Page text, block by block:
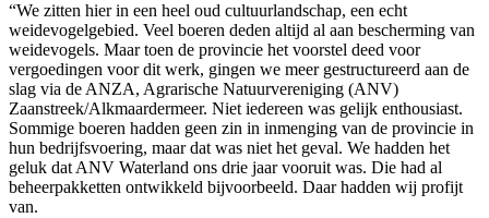
“We zitten hier in een heel oud cultuurlandschap, een echt
weidevogelgebied. Veel boeren deden altijd al aan bescherming van
weidevogels. Maar toen de provincie het voorstel deed voor
vergoedingen voor dit werk, gingen we meer gestructureerd aan de
slag via de ANZA, Agrarische Natuurvereniging (ANV)
Zaanstreek/Alkmaardermeer. Niet iedereen was gelijk enthousiast.
Sommige boeren hadden geen zin in inmenging van de provincie in
hun bedrijfsvoering, maar dat was niet het geval. We hadden het
geluk dat ANV Waterland ons drie jaar vooruit was. Die had al
beheerpakketten ontwikkeld bijvoorbeeld. Daar hadden wij profijt
van.